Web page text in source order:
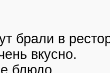
брали в
вкусно.
блюдо.